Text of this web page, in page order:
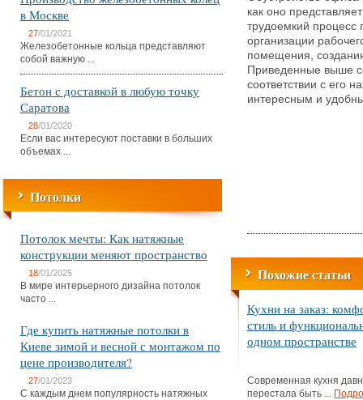
в Москве
27/01/2021
Железобетонные кольца представляют
собой важную ...
Бетон с доставкой в любую точку
Саратова
28/01/2020
Если вас интересуют поставки в больших
объемах ...
Потолки
Потолок мечты: Как натяжные
конструкции меняют пространство
18/01/2025
В мире интерьерного дизайна потолок
часто ...
Где купить натяжные потолки в
Киеве зимой и весной с монтажом по
цене производителя?
27/01/2023
С каждым днем популярность натяжных
как оно
трудоемкий процесс
организации
помещения,
Приведенные выше
соответствии с его
интересным и
Похожие статьи
Кухни на заказ:
стиль и
одном пространстве
Современная кухня
перестала быть ...